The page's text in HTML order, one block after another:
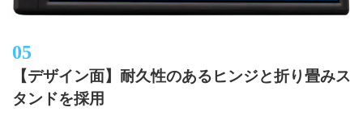
【デザイン面】耐久性のあるヒンジと折り畳みス
タンドを採用